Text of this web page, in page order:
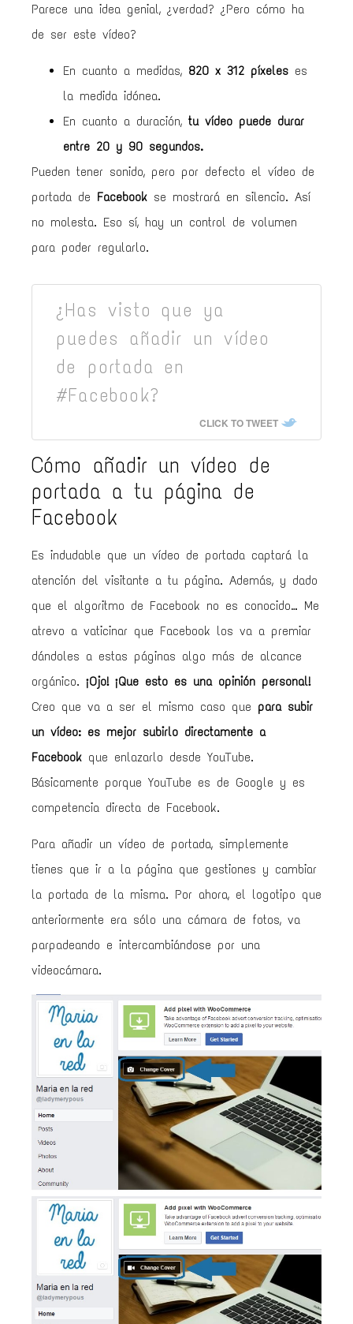
Parece una idea genial, ¿verdad? ¿Pero cómo ha
de ser este vídeo?
En cuanto a medidas, 820 x 312 píxeles es
la medida idónea.
En cuanto a duración, tu vídeo puede durar
entre 20 y 90 segundos.
Pueden tener sonido, pero por defecto el vídeo de
portada de Facebook se mostrará en silencio. Así
no molesta. Eso sí, hay un control de volumen
para poder regularlo.
¿Has visto que ya
puedes añadir un vídeo
de portada en
#Facebook?
CLICK TO TWEET
Cómo añadir un vídeo de
portada a tu página de
Facebook
Es indudable que un vídeo de portada captará la
atención del visitante a tu página. Además, y dado
que el algoritmo de Facebook no es conocido… Me
atrevo a vaticinar que Facebook los va a premiar
dándoles a estas páginas algo más de alcance
orgánico. ¡Ojo! ¡Que esto es una opinión personal!
Creo que va a ser el mismo caso que para subir
un vídeo: es mejor subirlo directamente a
Facebook que enlazarlo desde YouTube.
Básicamente porque YouTube es de Google y es
competencia directa de Facebook.
Para añadir un vídeo de portada, simplemente
tienes que ir a la página que gestiones y cambiar
la portada de la misma. Por ahora, el logotipo que
anteriormente era sólo una cámara de fotos, va
parpadeando e intercambiándose por una
videocámara.